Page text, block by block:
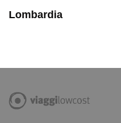
Lombardia